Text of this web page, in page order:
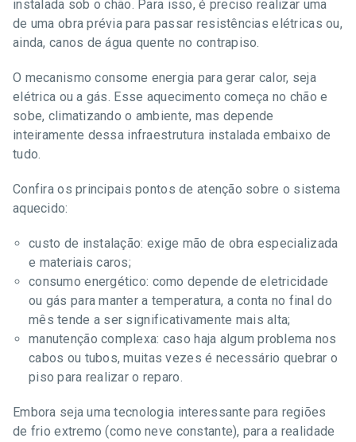
instalada sob o chão. Para isso, é preciso realizar uma
de uma obra prévia para passar resistências elétricas ou,
ainda, canos de água quente no contrapiso.
O mecanismo consome energia para gerar calor, seja
elétrica ou a gás. Esse aquecimento começa no chão e
sobe, climatizando o ambiente, mas depende
inteiramente dessa infraestrutura instalada embaixo de
tudo.
Confira os principais pontos de atenção sobre o sistema
aquecido:
custo de instalação: exige mão de obra especializada
e materiais caros;
consumo energético: como depende de eletricidade
ou gás para manter a temperatura, a conta no final do
mês tende a ser significativamente mais alta;
manutenção complexa: caso haja algum problema nos
cabos ou tubos, muitas vezes é necessário quebrar o
piso para realizar o reparo.
Embora seja uma tecnologia interessante para regiões
de frio extremo (como neve constante), para a realidade